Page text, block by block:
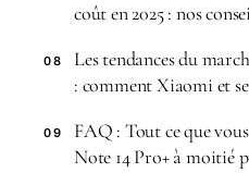
coût en 2025 : nos
08
Les tendances du
: comment Xiaomi et
09
FAQ : Tout ce que
Note 14 Pro+ à moitié